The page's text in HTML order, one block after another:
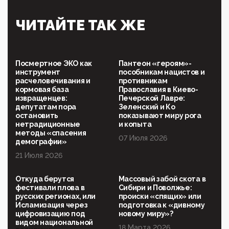
Симулякр патриотизма и благолепия:
профилактика негатива среди молодежи снова
120 лет парламентаризма: как институт
народовластия превратился в «чего изволите» для
Правительства и АП
06:29, 15 Апреля 2026
Социальный фонд России – пионер жесткого
внедрения цифроконцлагеря: работников СФР по
всей стране принуждают ставить MAX ID под
угрозой увольнения
10:02, 10 Апреля 2026
Президент РАН Красников о том, что родители в
ребенка:"...
09:07, 10 Апреля 2026
Ачто, так можно было?Стоило России хоть капельку
показать зубы, отправивроссийский фрегат
Адмир...
ЧИТАЙТЕ ТАК ЖЕ
Посмертное ЭКО как
инструмент
расчеловечивания и
кормовая база
извращенцев:
депутатам пора
остановить
нетрадиционные
методы «спасения
демографии»
21 Июля 2026
Пантеон «героям»-
пособникам нацистов и
противникам
Православия в Киево-
Печерской Лавре:
Зеленский и Ко
показывают миру рога
и копыта
07 Июля 2026
Откуда берутся
фестивали плова в
русских регионах, или
Исламизация через
цифровизацию под
видом национальной
Массовый забой скота в
Сибири и Поволжье:
происки «спящих» или
подготовка к «дивному
новому миру»?